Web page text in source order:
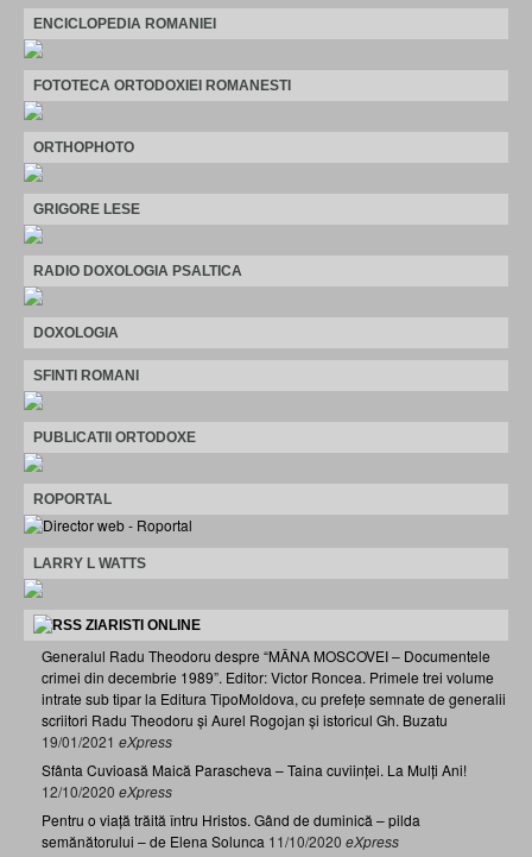
ENCICLOPEDIA ROMANIEI
FOTOTECA ORTODOXIEI ROMANESTI
ORTHOPHOTO
GRIGORE LESE
RADIO DOXOLOGIA PSALTICA
DOXOLOGIA
SFINTI ROMANI
PUBLICATII ORTODOXE
ROPORTAL
LARRY L WATTS
ZIARISTI ONLINE
Generalul Radu Theodoru despre “MÂNA MOSCOVEI – Documentele
crimei din decembrie 1989”. Editor: Victor Roncea. Primele trei volume
intrate sub tipar la Editura TipoMoldova, cu prefețe semnate de generalii
scriitori Radu Theodoru și Aurel Rogojan și istoricul Gh. Buzatu
19/01/2021 eXpress
Sfânta Cuvioasă Maică Parascheva – Taina cuviinței. La Mulți Ani!
12/10/2020 eXpress
Pentru o viață trăită întru Hristos. Gând de duminică – pilda
semănătorului – de Elena Solunca 11/10/2020 eXpress